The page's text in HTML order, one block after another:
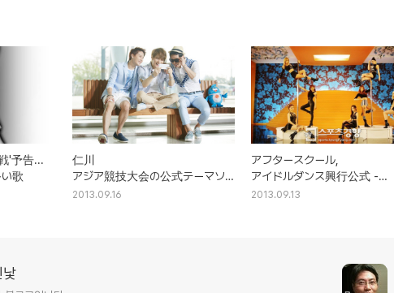
'予告...
歌
仁川
アジア競技大会の公式テーマソング16日公開！
JYJが歌唱、
2013.09.16
アフタースクール,
アイドルダンス興行公式 -
セクシーたり、目まいがしたり
2013.09.13
낯